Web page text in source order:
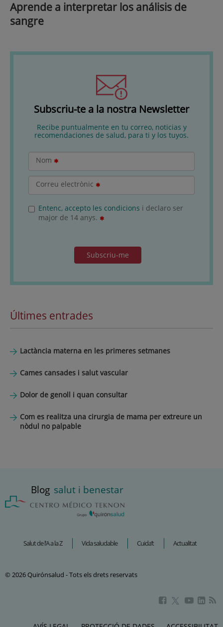
Aprende a interpretar los análisis de
sangre
Subscriu-te a la nostra Newsletter
Recibe puntualmente en tu correo, noticias y
recomendaciones de salud, para ti y los tuyos.
Nom
Correu electrònic
Entenc, accepto les condicions i declaro ser
major de 14 anys.
Subscriu-me
Últimes entrades
Lactància materna en les primeres setmanes
Cames cansades i salut vascular
Dolor de genoll i quan consultar
Com es realitza una cirurgia de mama per extreure un
nòdul no palpable
Blog salut i benestar
Salut de l’A a la Z Vida saludable Cuida’t Actualitat
© 2026 Quirónsalud - Tots els drets reservats
AquestAquest
s'obrirà
Aquest